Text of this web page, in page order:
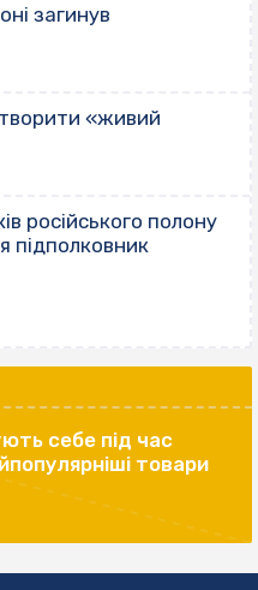
загинув
«живий
російського полону
підполковник
себе під час
товари